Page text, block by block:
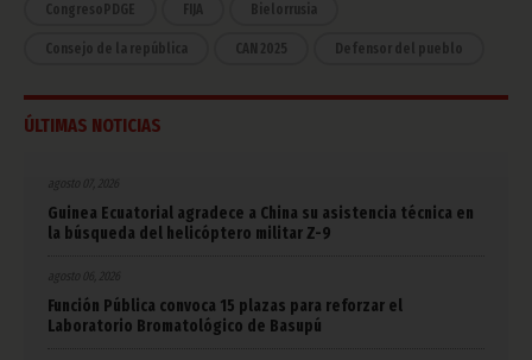
CongresoPDGE FIJA Bielorrusia
Consejo de la república CAN 2025 Defensor del pueblo
ÚLTIMAS NOTICIAS
agosto 07, 2026
Guinea Ecuatorial agradece a China su asistencia técnica en
la búsqueda del helicóptero militar Z-9
agosto 06, 2026
Función Pública convoca 15 plazas para reforzar el
Laboratorio Bromatológico de Basupú